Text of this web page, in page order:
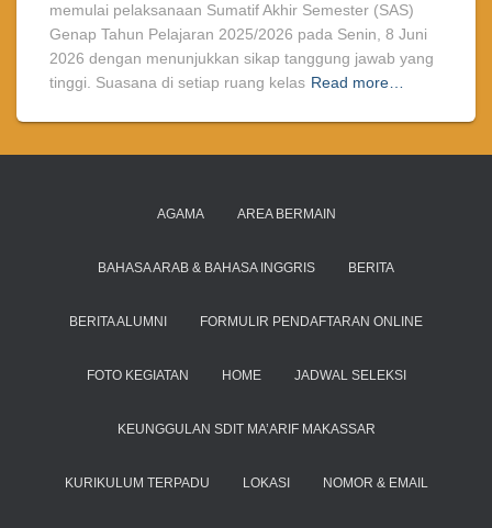
memulai pelaksanaan Sumatif Akhir Semester (SAS)
Genap Tahun Pelajaran 2025/2026 pada Senin, 8 Juni
2026 dengan menunjukkan sikap tanggung jawab yang
tinggi. Suasana di setiap ruang kelas Read more…
AGAMA AREA BERMAIN
BAHASA ARAB & BAHASA INGGRIS BERITA
BERITA ALUMNI FORMULIR PENDAFTARAN ONLINE
FOTO KEGIATAN HOME JADWAL SELEKSI
KEUNGGULAN SDIT MA’ARIF MAKASSAR
KURIKULUM TERPADU LOKASI NOMOR & EMAIL